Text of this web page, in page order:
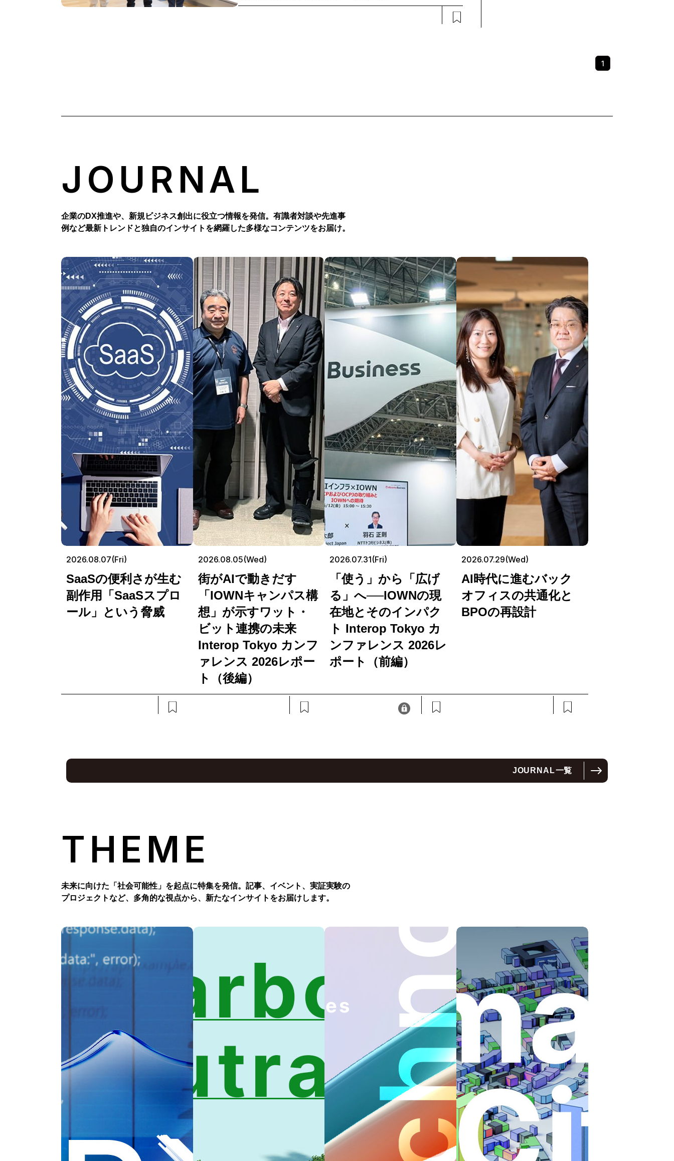
やUI/UXデザインを担当したNTT Comデザインスタジオ「KOEL
DESIGN STUDIO」（以下、KOEL）の棈木緑、元教員で教育ソリュー
肢ですが、デジタル化を推進する人手やノウハウも潤沢ではありませ
1
JOURNAL
企業のDX推進や、新規ビジネス創出に役立つ情報を発信。有識者対談や先進事
例など最新トレンドと独自のインサイトを網羅した多様なコンテンツをお届け。
2026.08.07(Fri)
SaaSの便利さが生む
副作用「SaaSスプロ
ール」という脅威
2026.08.05(Wed)
街がAIで動きだす
「IOWNキャンパス構
想」が示すワット・
ビット連携の未来
Interop Tokyo カンフ
ァレンス 2026レポー
ト（後編）
2026.07.31(Fri)
「使う」から「広げ
る」へ──IOWNの現
在地とそのインパク
ト Interop Tokyo カ
ンファレンス 2026レ
ポート（前編）
2026.07.29(Wed)
AI時代に進むバック
オフィスの共通化と
BPOの再設計
JOURNAL一覧
THEME
未来に向けた「社会可能性」を起点に特集を発信。記事、イベント、実証実験の
プロジェクトなど、多角的な視点から、新たなインサイトをお届けします。